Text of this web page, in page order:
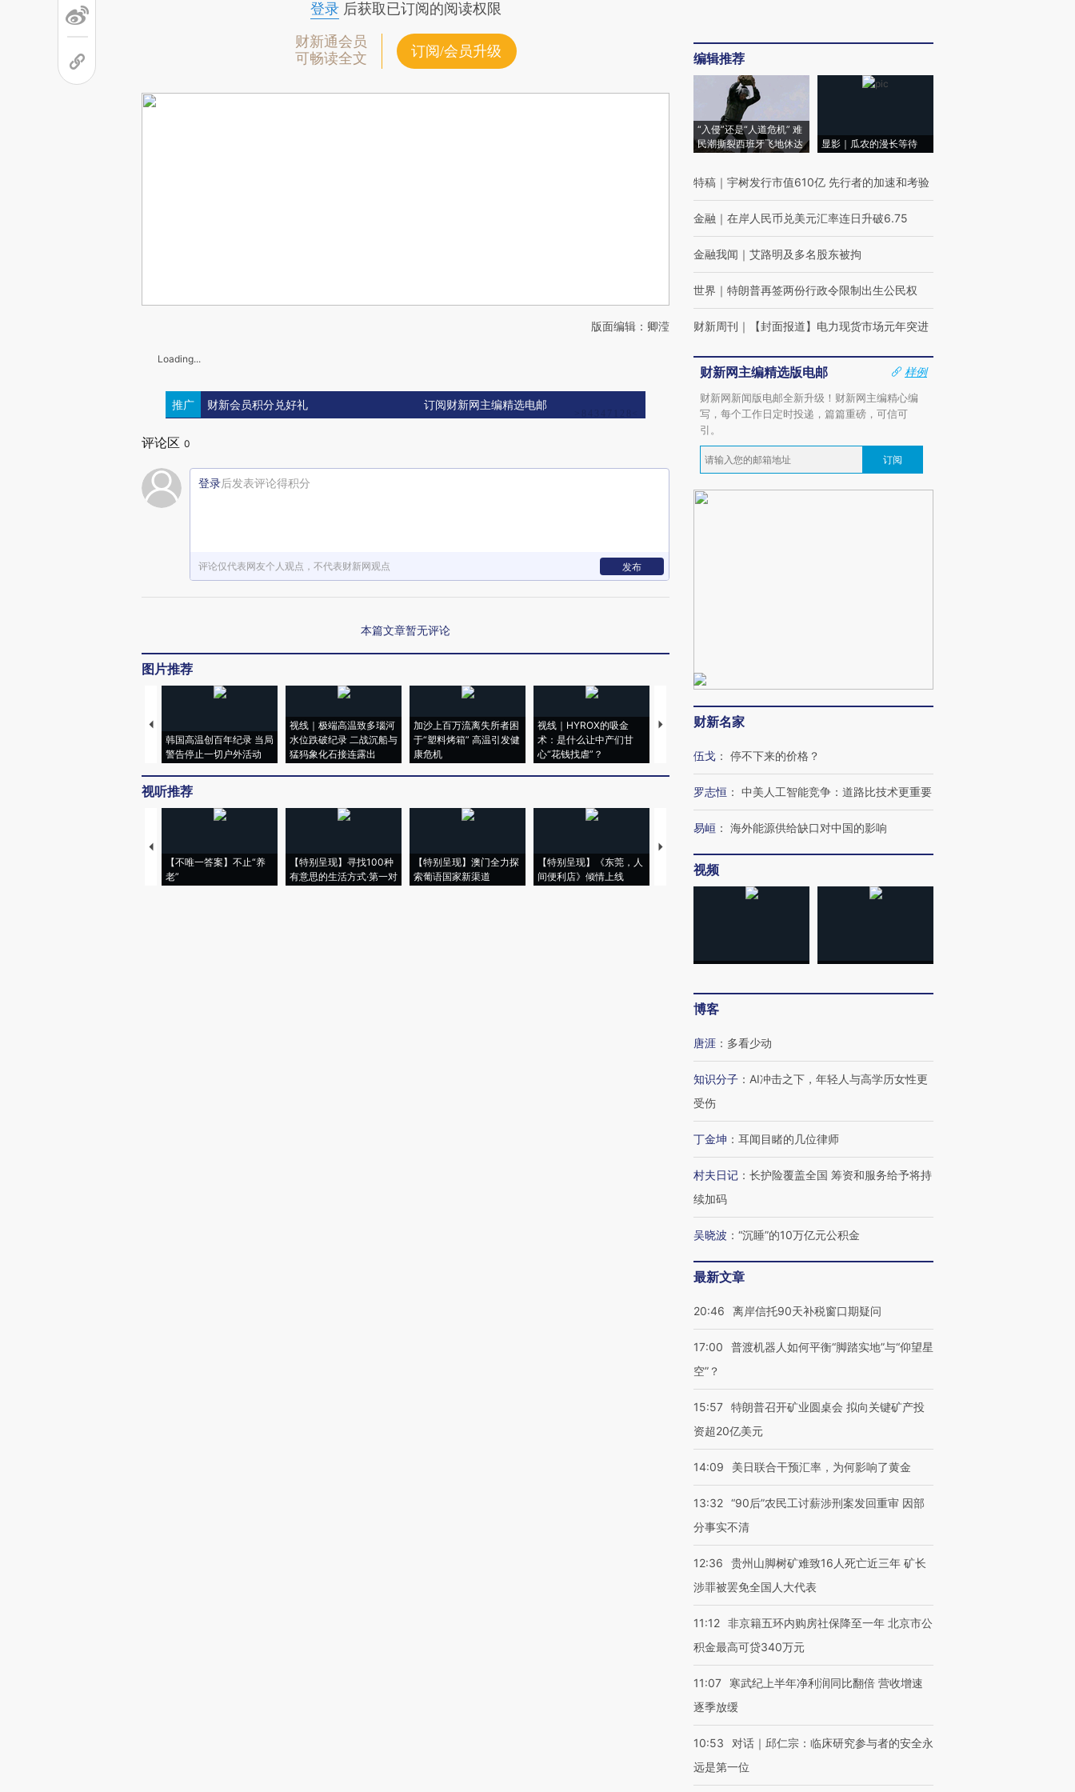
登录后获取已订阅的阅读权限
财新通会员
可畅读全文
订阅/会员升级
版面编辑：卿滢
Loading...
推广 财新会员积分兑好礼 订阅财新网主编精选电邮
评论区 0
登录后发表评论得积分
评论仅代表网友个人观点，不代表财新网观点 发布
本篇文章暂无评论
图片推荐
韩国高温创百年纪录 当局
警告停止一切户外活动
视线｜极端高温致多瑙河
水位跌破纪录 二战沉船与
猛犸象化石接连露出
加沙上百万流离失所者困
于“塑料烤箱” 高温引发健
康危机
视线｜HYROX的吸金
术：是什么让中产们甘
心“花钱找虐”？
马航飞行员跨国走私7万
育部长拱下台
视听推荐
【不唯一答案】不止“养
老”
【特别呈现】寻找100种
有意思的生活方式·第一对
【特别呈现】澳门全力探
索葡语国家新渠道
【特别呈现】《东莞，人
间便利店》倾情上线
【推广】走进第四届链博
会，让数智科技“链”接产
编辑推荐
“入侵”还是“人道危机” 难
民潮撕裂西班牙飞地休达
显影｜瓜农的漫长等待
特稿 ｜ 宇树发行市值610亿 先行者的加速和考验
金融 ｜ 在岸人民币兑美元汇率连日升破6.75
金融我闻 ｜ 艾路明及多名股东被拘
世界 ｜ 特朗普再签两份行政令限制出生公民权
财新周刊 ｜ 【封面报道】电力现货市场元年突进
财新网主编精选版电邮
样例
财新网新闻版电邮全新升级！财新网主编精心编
写，每个工作日定时投递，篇篇重磅，可信可
引。
订阅
财新名家
伍戈 ： 停不下来的价格？
罗志恒 ： 中美人工智能竞争：道路比技术更重要
易峘 ： 海外能源供给缺口对中国的影响
视频
博客
唐涯 ： 多看少动
知识分子 ： AI冲击之下，年轻人与高学历女性更
受伤
丁金坤 ： 耳闻目睹的几位律师
村夫日记 ： 长护险覆盖全国 筹资和服务给予将持
续加码
吴晓波 ： “沉睡”的10万亿元公积金
最新文章
20:46 离岸信托90天补税窗口期疑问
17:00
普渡机器人如何平衡“脚踏实地”与“仰望星
空”？
15:57 特朗普召开矿业圆桌会 拟向关键矿产投
资超20亿美元
14:09 美日联合干预汇率，为何影响了黄金
13:32 “90后”农民工讨薪涉刑案发回重审 因部
分事实不清
12:36
贵州山脚树矿难致16人死亡近三年 矿长
涉罪被罢免全国人大代表
11:12 非京籍五环内购房社保降至一年 北京市公
积金最高可贷340万元
11:07
寒武纪上半年净利润同比翻倍 营收增速
逐季放缓
10:53
对话｜邱仁宗：临床研究参与者的安全永
远是第一位